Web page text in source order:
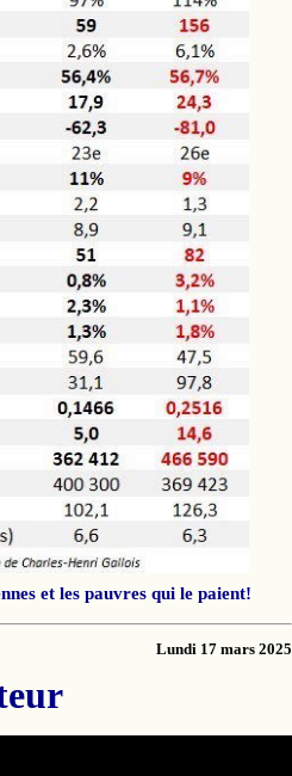
et les pauvres qui le paient!
Lundi 17 mars 2025